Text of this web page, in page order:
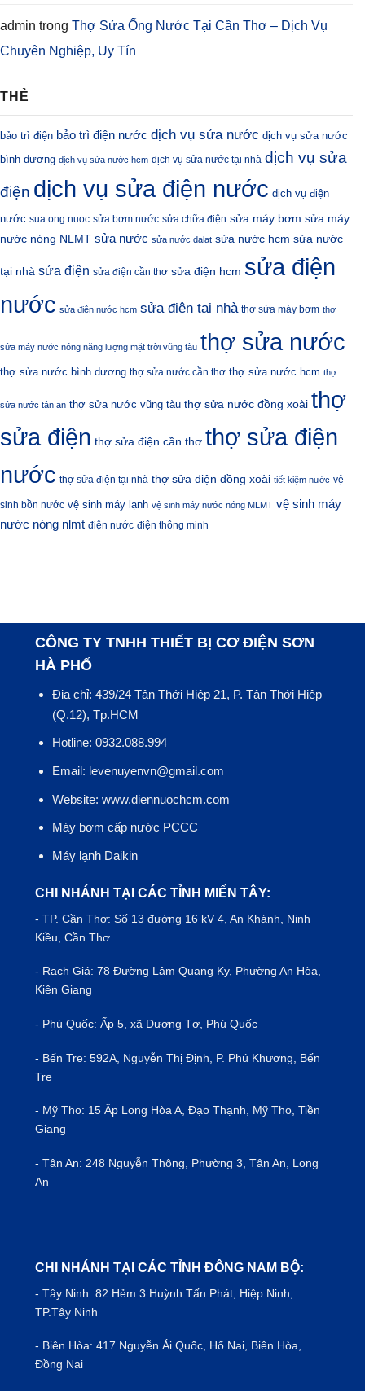
admin trong Thợ Sửa Ống Nước Tại Cần Thơ – Dịch Vụ
Chuyên Nghiệp, Uy Tín
THẺ
bảo trì điện bảo trì điện nước dịch vụ sửa nước dịch vụ sửa nước
bình dương dịch vụ sửa nước hcm dịch vụ sửa nước tại nhà dịch vụ sửa
điện dịch vụ sửa điện nước dịch vụ điện
nước sua ong nuoc sửa bơm nước sửa chữa điện sửa máy bơm sửa máy
nước nóng NLMT sửa nước sửa nước dalat sửa nước hcm sửa nước
tại nhà sửa điện sửa điện cần thơ sửa điện hcm sửa điện
nước sửa điện nước hcm sửa điện tại nhà thợ sửa máy bơm thợ
sửa máy nước nóng năng lượng mặt trời vũng tàu thợ sửa nước
thợ sửa nước bình dương thợ sửa nước cần thơ thợ sửa nước hcm thợ
sửa nước tân an thợ sửa nước vũng tàu thợ sửa nước đồng xoài thợ
sửa điện thợ sửa điện cần thơ thợ sửa điện
nước thợ sửa điện tại nhà thợ sửa điện đồng xoài tiết kiệm nước vệ
sinh bồn nước vệ sinh máy lạnh vệ sinh máy nước nóng MLMT vệ sinh máy
nước nóng nlmt điện nước điện thông minh
CÔNG TY TNHH THIẾT BỊ CƠ ĐIỆN SƠN
HÀ PHỐ
Địa chỉ: 439/24 Tân Thới Hiệp 21, P. Tân Thới Hiệp
(Q.12), Tp.HCM
Hotline: 0932.088.994
Email: levenuyenvn@gmail.com
Website: www.diennuochcm.com
Máy bơm cấp nước PCCC
Máy lạnh Daikin
CHI NHÁNH TẠI CÁC TỈNH MIẾN TÂY:
- TP.Cần Thơ: Số 13 đường 16 kV 4, An Khánh, Ninh
Kiều, Cần Thơ.
- Rạch Giá: 78 Đường Lâm Quang Ky, Phường An Hòa,
Kiên Giang
- Phú Quốc: Ấp 5, xã Dương Tơ, Phú Quốc
- Bến Tre: 592A, Nguyễn Thị Định, P. Phú Khương, Bến
Tre
- Mỹ Tho: 15 Ấp Long Hòa A, Đạo Thạnh, Mỹ Tho, Tiền
Giang
- Tân An: 248 Nguyễn Thông, Phường 3, Tân An, Long
An
CHI NHÁNH TẠI CÁC TỈNH ĐÔNG NAM BỘ:
- Tây Ninh: 82 Hẻm 3 Huỳnh Tấn Phát, Hiệp Ninh,
TP.Tây Ninh
- Biên Hòa: 417 Nguyễn Ái Quốc, Hố Nai, Biên Hòa,
Đồng Nai